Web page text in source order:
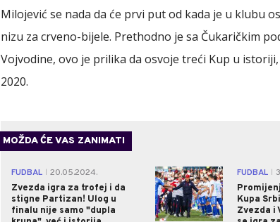
Milojević se nada da će prvi put od kada je u klubu
nizu za crveno-bijele. Prethodno je sa Čukaričkim
Vojvodine, ovo je prilika da osvoje treći Kup u
2020.
MOŽDA ĆE VAS ZANIMATI
FUDBAL
20.05.2024.
Zvezda igra za trofej i da
stigne Partizan! Ulog u
finalu nije samo "dupla
0 FUDBAL
Kupa
Zvezda i